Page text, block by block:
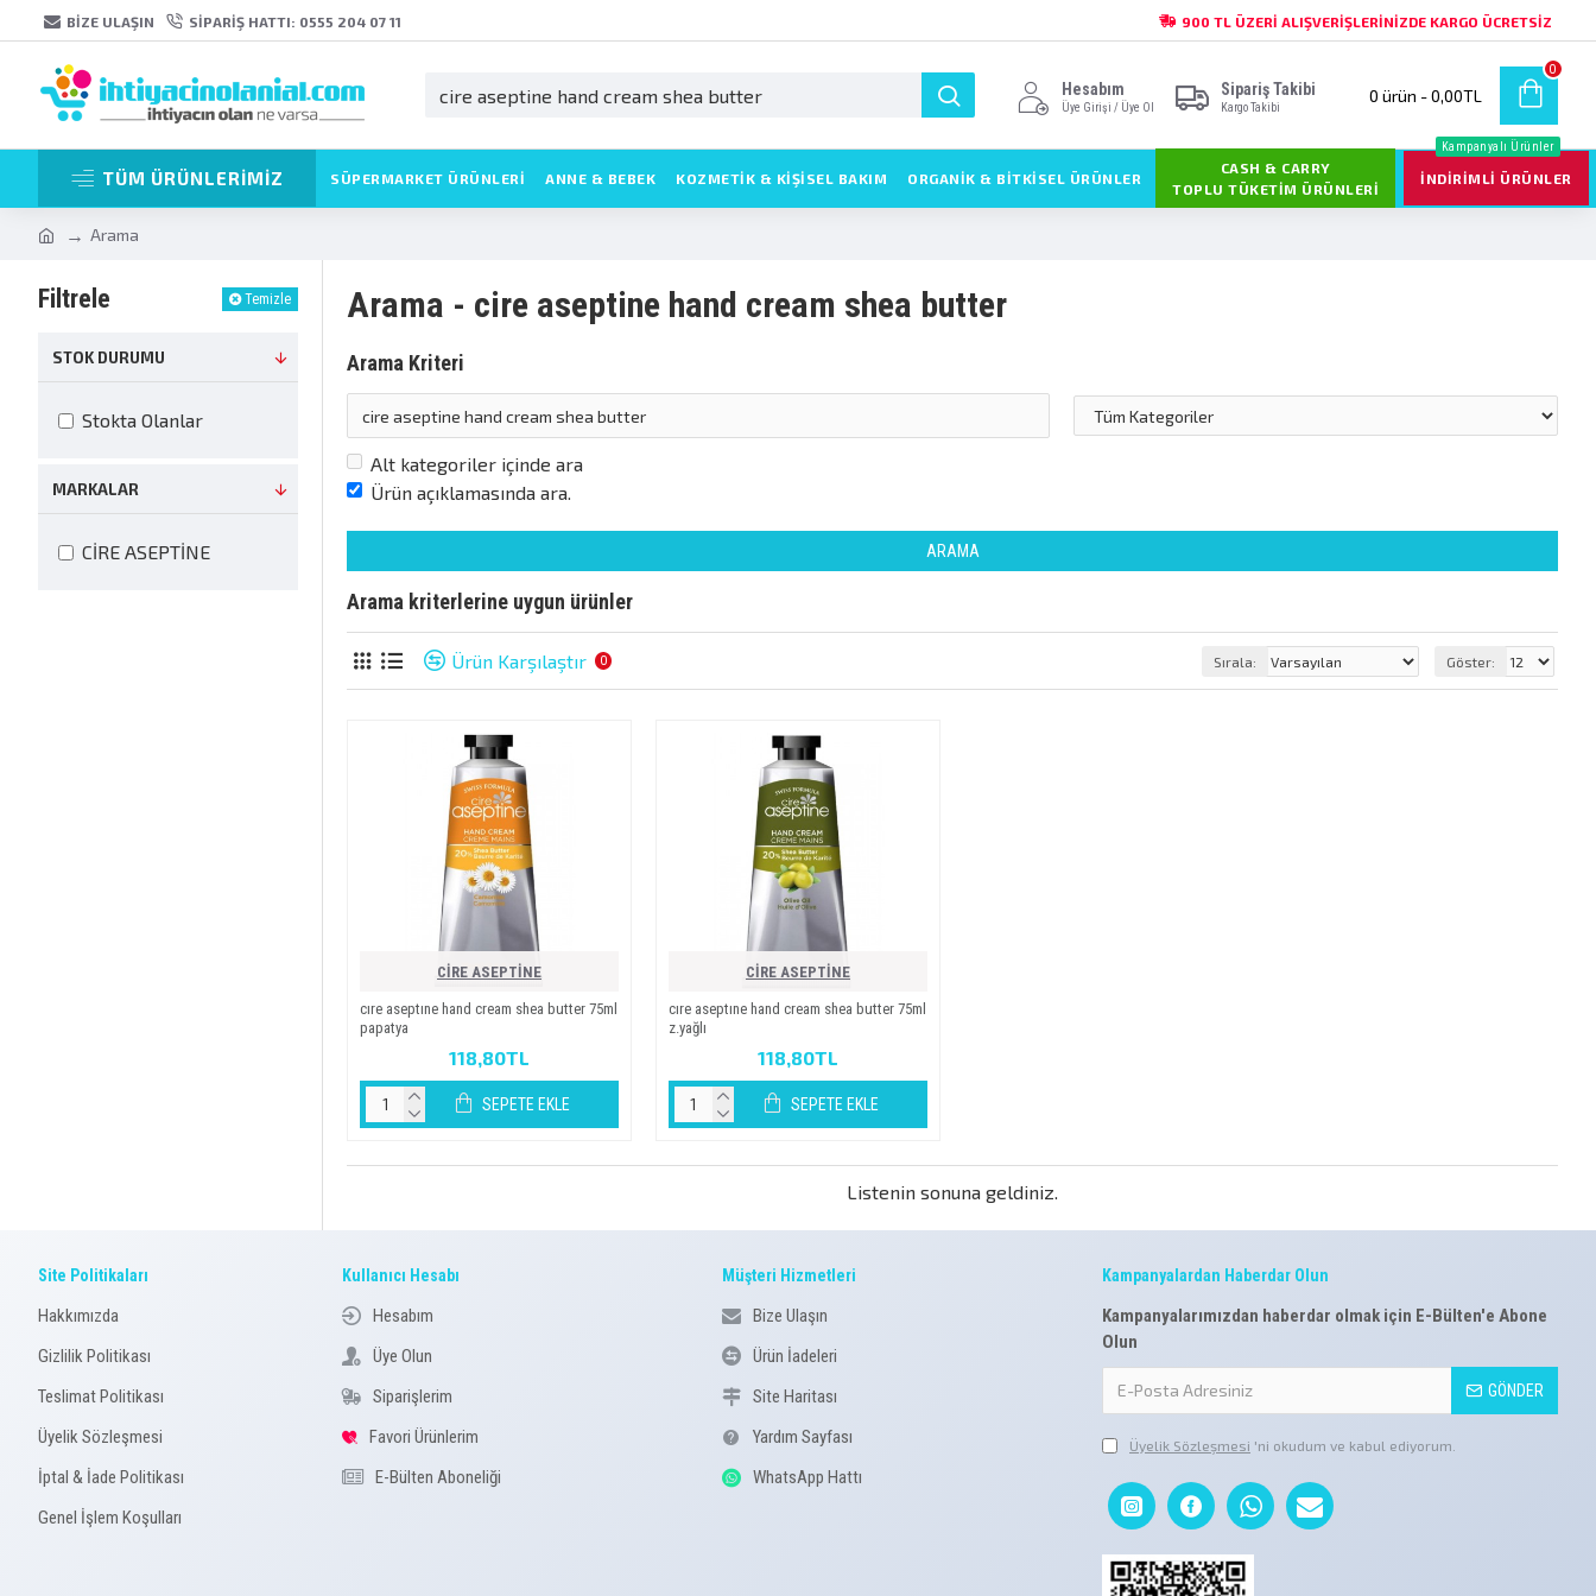
BIZE ULAŞIN SIPARIŞ HATTI: 0555 204 07 11 900 TL ÜZERI ALIŞVERIŞLERINIZDE KARGO ÜCRETSIZ
Hesabım
Üye Girişi / Üye Ol
Sipariş Takibi
Kargo Takibi
0 ürün - 0,00TL
0
TÜM ÜRÜNLERİMİZ SÜPERMARKET ÜRÜNLERI ANNE & BEBEK KOZMETIK & KIŞISEL BAKIM ORGANİK & BİTKİSEL ÜRÜNLER
CASH & CARRY
TOPLU TÜKETIM ÜRÜNLERI
İNDIRIMLI ÜRÜNLER
Kampanyalı Ürünler
Arama
Filtrele Temizle
MARKALAR
CİRE ASEPTİNE
STOK DURUMU
Stokta Olanlar
Arama - cire aseptine hand cream shea butter
Arama Kriteri
Alt kategoriler içinde ara
Ürün açıklamasında ara.
ARAMA
Arama kriterlerine uygun ürünler
Ürün Karşılaştır 0 Sırala: Göster:
CİRE ASEPTİNE
cıre aseptıne hand cream shea butter 75ml
papatya
118,80TL
SEPETE EKLE
CİRE ASEPTİNE
cıre aseptıne hand cream shea butter 75ml
z.yağli
118,80TL
SEPETE EKLE
Listenin sonuna geldiniz.
Site Politikaları
Hakkımızda
Gizlilik Politikası
Teslimat Politikası
Üyelik Sözleşmesi
İptal & İade Politikası
Genel İşlem Koşulları
Kullanıcı Hesabı
Hesabım
Üye Olun
Siparişlerim
Favori Ürünlerim
E-Bülten Aboneliği
Müşteri Hizmetleri
Bize Ulaşın
Ürün İadeleri
Site Haritası
Yardım Sayfası
WhatsApp Hattı
Kampanyalardan Haberdar Olun
Kampanyalarımızdan haberdar olmak için E-Bülten'e Abone
Olun
GÖNDER
Üyelik Sözleşmesi 'ni okudum ve kabul ediyorum.